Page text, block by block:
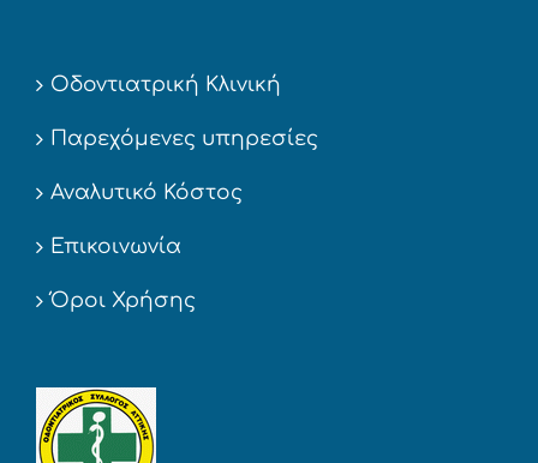
Οδοντιατρική Κλινική
Παρεχόμενες υπηρεσίες
Αναλυτικό Κόστος
Επικοινωνία
Όροι Χρήσης